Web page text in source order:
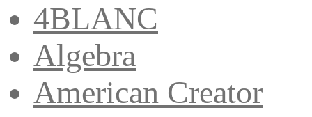
4BLANC
Algebra
American Creator